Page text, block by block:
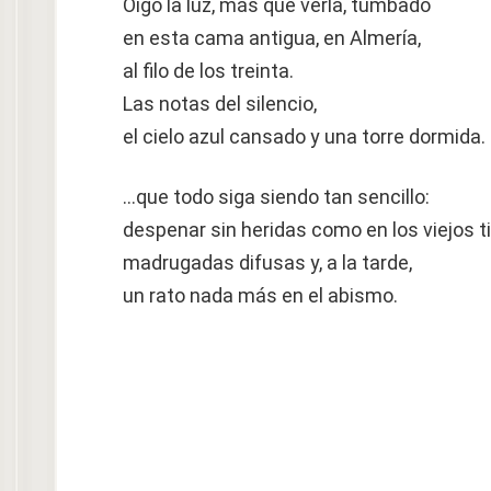
Oigo la luz, más que verla, tumbado
en esta cama antigua, en Almería,
al filo de los treinta.
Las notas del silencio,
el cielo azul cansado y una torre dormida.
…que todo siga siendo tan sencillo:
despenar sin heridas como en los viejos
madrugadas difusas y, a la tarde,
un rato nada más en el abismo.